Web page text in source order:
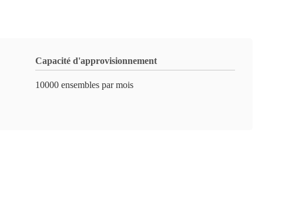
Capacité d'approvisionnement
10000 ensembles par mois